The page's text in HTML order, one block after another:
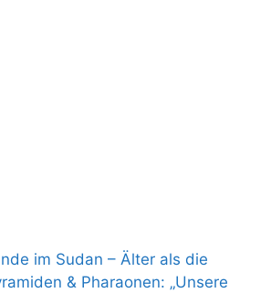
im Sudan – Älter als die
& Pharaonen: „Unsere